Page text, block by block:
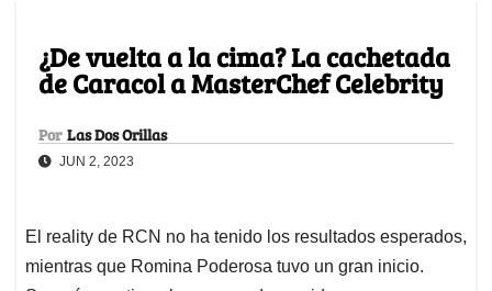
¿De vuelta a la cima? La cachetada
de Caracol a MasterChef Celebrity
Por Las Dos Orillas
JUN 2, 2023
El reality de RCN no ha tenido los resultados esperados,
mientras que Romina Poderosa tuvo un gran inicio.